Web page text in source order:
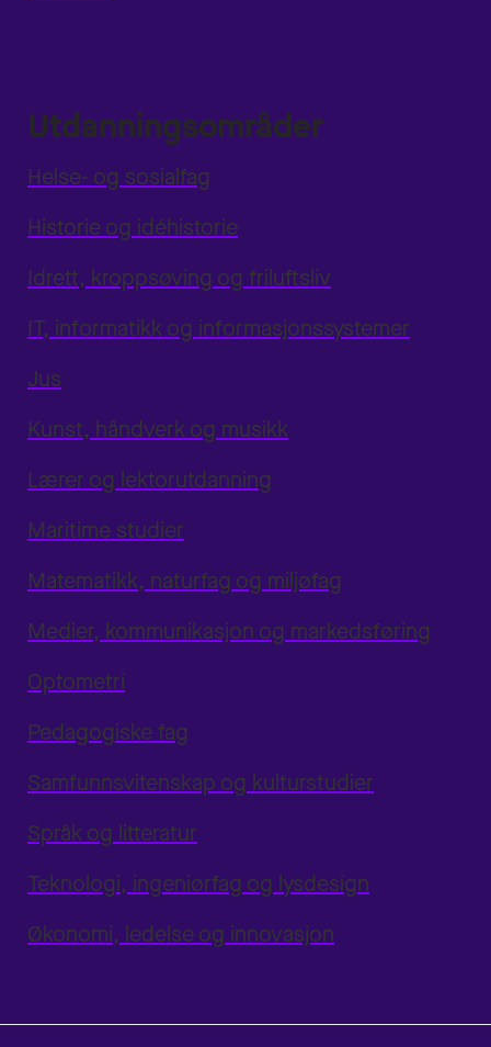
Utdanningsområder
Helse- og sosialfag
Historie og idéhistorie
Idrett, kroppsøving og friluftsliv
IT, informatikk og informasjonssystemer
Jus
Kunst, håndverk og musikk
Lærer og lektorutdanning
Maritime studier
Matematikk, naturfag og miljøfag
Medier, kommunikasjon og markedsføring
Optometri
Pedagogiske fag
Samfunnsvitenskap og kulturstudier
Språk og litteratur
Teknologi, ingeniørfag og lysdesign
Økonomi, ledelse og innovasjon